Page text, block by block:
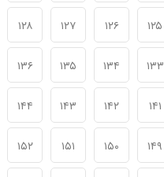
۱۲۵ ۱۲۶ ۱۲۷ ۱۲۸
۱۳۳ ۱۳۴ ۱۳۵ ۱۳۶
۱۴۱ ۱۴۲ ۱۴۳ ۱۴۴
۱۴۹ ۱۵۰ ۱۵۱ ۱۵۲